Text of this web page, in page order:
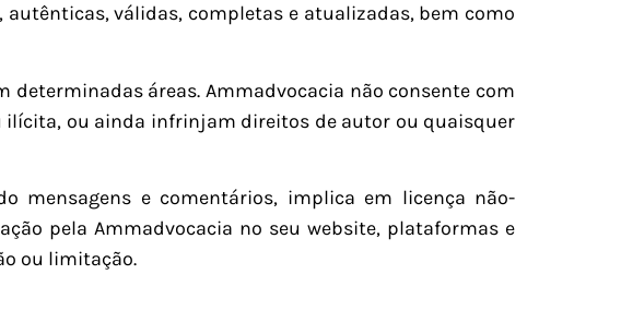
válidas, completas e atualizadas, bem como
áreas. Ammadvocacia não consente com
ou ainda infrinjam direitos de autor ou quaisquer
mensagens e comentários, implica em licença não-
pela Ammadvocacia no seu website, plataformas e
ou limitação.